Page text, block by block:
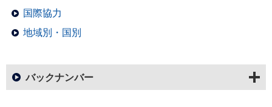
国際協力
地域別・国別
バックナンバー